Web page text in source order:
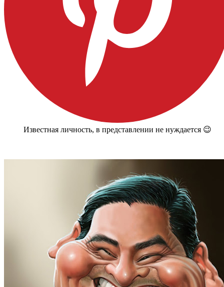
Известная личность, в представлении не нуждается 😉